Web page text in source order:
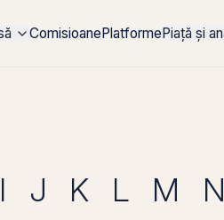
ComisioanePlatformePiață și
I J K L M N